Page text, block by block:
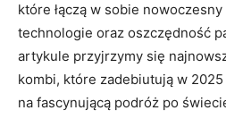
które łączą w⁣ sobie
technologie oraz oszczędność
artykule przyjrzymy się
kombi, które zadebiutują w
na fascynującą podróż⁤ po